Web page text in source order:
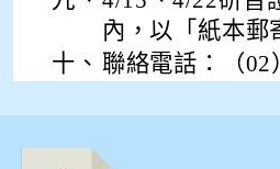
內，以「紙本郵
十、 聯絡電話：（02